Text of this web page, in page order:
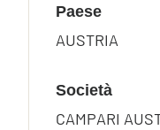
Paese
AUSTRIA
Società
CAMPARI